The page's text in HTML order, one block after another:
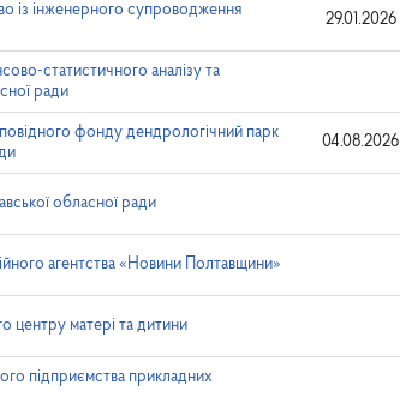
із інженерного супроводження
29.01.2026
статистичного аналізу та
ради
фонду дендрологічний парк
04.08.2026
обласної ради
агентства «Новини Полтавщини»
центру матері та дитини
підприємства прикладних